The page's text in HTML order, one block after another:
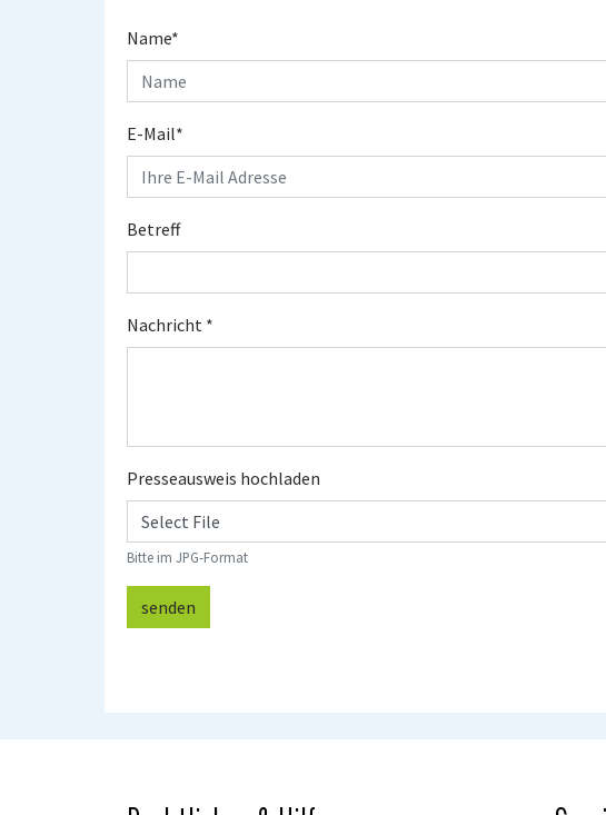
Name*
E-Mail*
Betreff
Nachricht *
Presseausweis hochladen
Select File
Bitte im JPG-Format
senden